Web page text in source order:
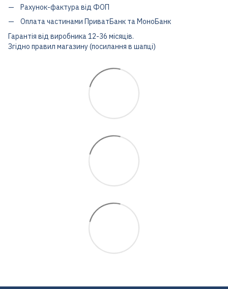
Рахунок-фактура від ФОП
Оплата частинами ПриватБанк та МоноБанк
Гарантія від виробника 12-36 місяців.
Згідно правил магазину (посилання в шапці)